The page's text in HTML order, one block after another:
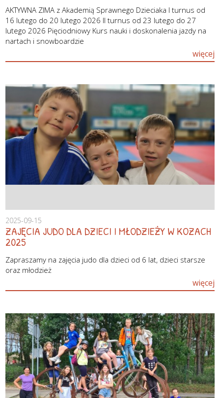
AKTYWNA ZIMA z Akademią Sprawnego Dzieciaka I turnus od
16 lutego do 20 lutego 2026 II turnus od 23 lutego do 27
lutego 2026 Pięciodniowy Kurs nauki i doskonalenia jazdy na
nartach i snowboardzie
więcej
2025-09-15
ZAJĘCIA JUDO DLA DZIECI I MŁODZIEŻY W KOZACH
2025
Zapraszamy na zajęcia judo dla dzieci od 6 lat, dzieci starsze
oraz młodzież
więcej